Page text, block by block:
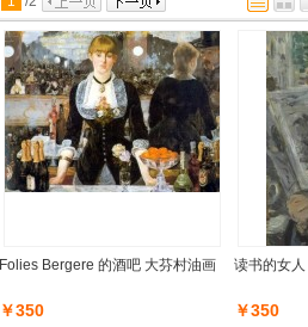
Folies Bergere 的酒吧 大芬村油画
￥350
读书的女
￥350